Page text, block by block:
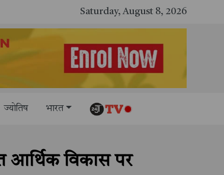
टीईसी और आईआईआईटी नया रायपुर के बीच अगली
Saturday, August 8, 2026
ज्योतिष भारत
आर्थिक विकास पर